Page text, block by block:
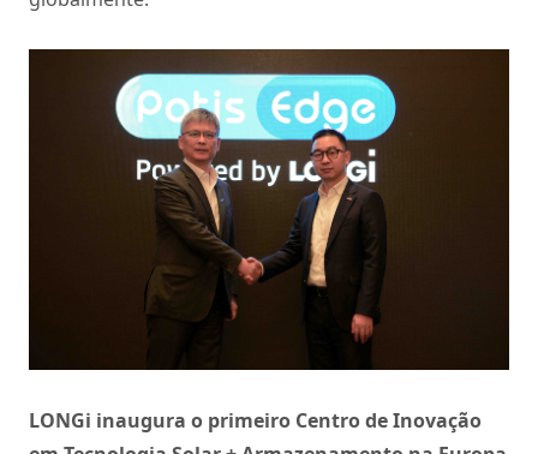
LONGi inaugura o primeiro Centro de Inovação